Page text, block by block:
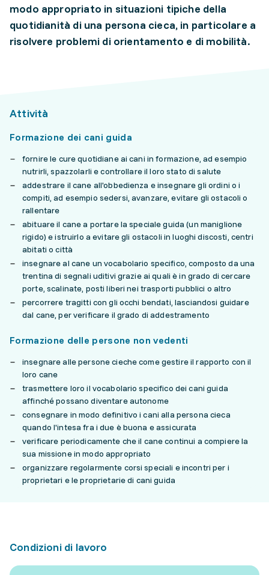
modo appropriato in situazioni tipiche della
quotidianità di una persona cieca, in particolare a
risolvere problemi di orientamento e di mobilità.
Attività
Formazione dei cani guida
fornire le cure quotidiane ai cani in formazione, ad esempio
nutrirli, spazzolarli e controllare il loro stato di salute
addestrare il cane all'obbedienza e insegnare gli ordini o i
compiti, ad esempio sedersi, avanzare, evitare gli ostacoli o
rallentare
abituare il cane a portare la speciale guida (un maniglione
rigido) e istruirlo a evitare gli ostacoli in luoghi discosti, centri
abitati o città
insegnare al cane un vocabolario specifico, composto da una
trentina di segnali uditivi grazie ai quali è in grado di cercare
porte, scalinate, posti liberi nei trasporti pubblici o altro
percorrere tragitti con gli occhi bendati, lasciandosi guidare
dal cane, per verificare il grado di addestramento
Formazione delle persone non vedenti
insegnare alle persone cieche come gestire il rapporto con il
loro cane
trasmettere loro il vocabolario specifico dei cani guida
affinché possano diventare autonome
consegnare in modo definitivo i cani alla persona cieca
quando l'intesa fra i due è buona e assicurata
verificare periodicamente che il cane continui a compiere la
sua missione in modo appropriato
organizzare regolarmente corsi speciali e incontri per i
proprietari e le proprietarie di cani guida
Condizioni di lavoro